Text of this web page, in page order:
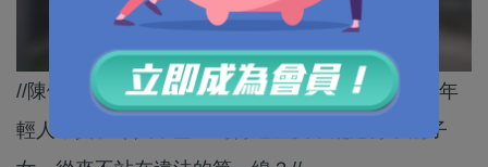
//陳健民之流仍在公然美化犯法和入獄，企圖誤導年
輕人，實在令人不齒！為何這些反中亂港分子的子